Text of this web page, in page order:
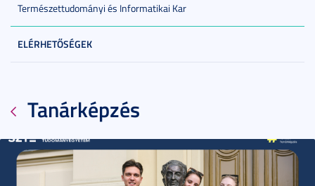
Természettudományi és Informatikai Kar
ELÉRHETŐSÉGEK
Tanárképzés